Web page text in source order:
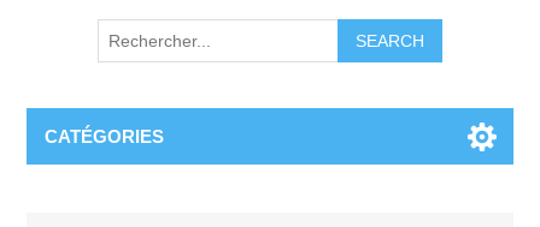
CATÉGORIES